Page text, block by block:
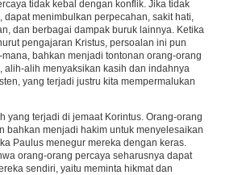
tidak kebal dengan konflik. Jika tidak
dapat menimbulkan perpecahan, sakit hati,
dan berbagai dampak buruk lainnya. Ketika
pengajaran Kristus, persoalan ini pun
bahkan menjadi tontonan orang-orang
alih-alih menyaksikan kasih dan indahnya
yang terjadi justru kita mempermalukan
yang terjadi di jemaat Korintus. Orang-orang
bahkan menjadi hakim untuk menyelesaikan
Paulus menegur mereka dengan keras.
orang-orang percaya seharusnya dapat
sendiri, yaitu meminta hikmat dan